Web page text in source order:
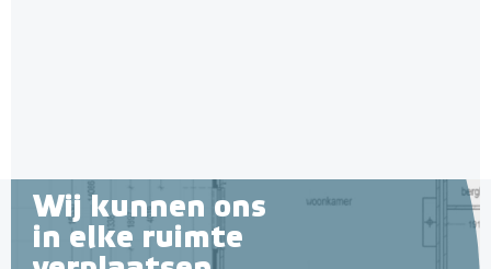
Wij kunnen ons
in elke ruimte